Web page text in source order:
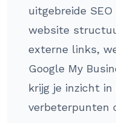
uitgebreide
website
externe links,
Google My
krijg je inzicht
verbeterpunten